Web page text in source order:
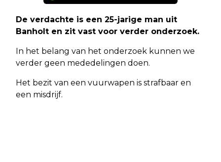
De verdachte is een 25-jarige man uit
Banholt en zit vast voor verder onderzoek.
In het belang van het onderzoek kunnen we
verder geen mededelingen doen.
Het bezit van een vuurwapen is strafbaar en
een misdrijf.